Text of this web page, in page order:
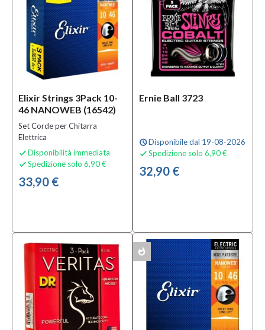
Elixir Strings 3Pack 10-
46 NANOWEB (16542)
Set Corde per Chitarra
Elettrica
 Disponibilità immediata
 Spedizione solo 6,90 €
33,90 €
Ernie Ball 3723
scheduleDisponibile dal 19-08-2026
 Spedizione solo 6,90 €
32,90 €
MULTIPACK whatshot